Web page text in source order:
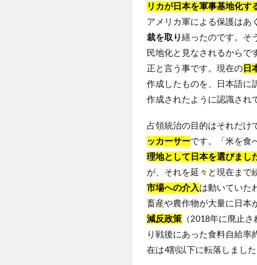
リカが日本を軍事基地化す
アメリカ軍による保護はあ
裁を取り繕ったのです。そ
民地化と見なされるからで
正と言う事です。現在の日
作成したものを、日本語に
作成されたように認識され
占領統治の目的はそれだけ
ッカーサーです。「米を食
理地として日本を選びまし
が、それを延々と現在まで
市場への介入は動いていた
畜産や農作物が大量に日本
減反政策 （2018年に廃止
り戦後にあった食料自給
在は4割以下に転落しました